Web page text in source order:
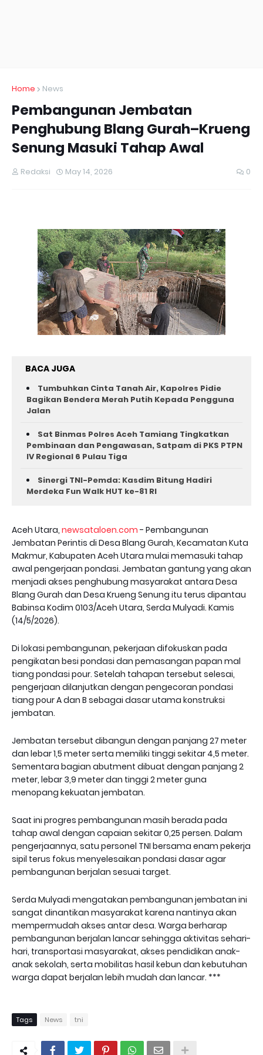
Home News
Pembangunan Jembatan
Penghubung Blang Gurah–Krueng
Senung Masuki Tahap Awal
Redaksi May 14, 2026 0
BACA JUGA
Tumbuhkan Cinta Tanah Air, Kapolres Pidie
Bagikan Bendera Merah Putih Kepada Pengguna
Jalan ‎
Sat Binmas Polres Aceh Tamiang Tingkatkan
Pembinaan dan Pengawasan, Satpam di PKS PTPN
IV Regional 6 Pulau Tiga
Sinergi TNI-Pemda: Kasdim Bitung Hadiri
Merdeka Fun Walk HUT ke-81 RI
Aceh Utara, newsataloen.com - Pembangunan
Jembatan Perintis di Desa Blang Gurah, Kecamatan Kuta
Makmur, Kabupaten Aceh Utara mulai memasuki tahap
awal pengerjaan pondasi. Jembatan gantung yang akan
menjadi akses penghubung masyarakat antara Desa
Blang Gurah dan Desa Krueng Senung itu terus dipantau
Babinsa Kodim 0103/Aceh Utara, Serda Mulyadi. Kamis
(14/5/2026).
Di lokasi pembangunan, pekerjaan difokuskan pada
pengikatan besi pondasi dan pemasangan papan mal
tiang pondasi pour. Setelah tahapan tersebut selesai,
pengerjaan dilanjutkan dengan pengecoran pondasi
tiang pour A dan B sebagai dasar utama konstruksi
jembatan.
Jembatan tersebut dibangun dengan panjang 27 meter
dan lebar 1,5 meter serta memiliki tinggi sekitar 4,5 meter.
Sementara bagian abutment dibuat dengan panjang 2
meter, lebar 3,9 meter dan tinggi 2 meter guna
menopang kekuatan jembatan.
Saat ini progres pembangunan masih berada pada
tahap awal dengan capaian sekitar 0,25 persen. Dalam
pengerjaannya, satu personel TNI bersama enam pekerja
sipil terus fokus menyelesaikan pondasi dasar agar
pembangunan berjalan sesuai target.
Serda Mulyadi mengatakan pembangunan jembatan ini
sangat dinantikan masyarakat karena nantinya akan
mempermudah akses antar desa. Warga berharap
pembangunan berjalan lancar sehingga aktivitas sehari-
hari, transportasi masyarakat, akses pendidikan anak-
anak sekolah, serta mobilitas hasil kebun dan kebutuhan
warga dapat berjalan lebih mudah dan lancar. ***
Tags News tni